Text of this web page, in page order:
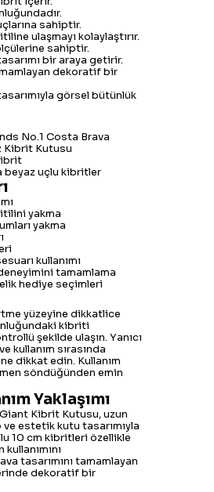
sahiptir.
ulaşmayı kolaylaştırır.
sahiptir.
bir araya getirir.
dekoratif bir
görsel bütünlük
No.1 Costa Brava
Kibrit Kutusu
beyaz uçlu kibritler
yakma
yakma
kullanımı
tamamlama
hediye seçimleri
yüzeyine dikkatlice
kibriti
şekilde ulaşın. Yanıcı
kullanım sırasında
dikkat edin. Kullanım
söndüğünden emin
Yaklaşımı
Kibrit Kutusu, uzun
estetik kutu tasarımıyla
10 cm kibritleri özellikle
tasarımını tamamlayan
dekoratif bir